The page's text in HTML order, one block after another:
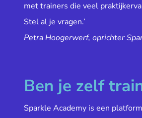
met trainers die veel
Stel al je vragen.’
Petra Hoogerwerf, oprichter
Ben je zelf
Sparkle Academy is een